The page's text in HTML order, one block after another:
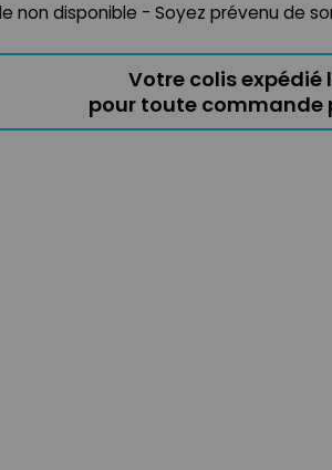
non disponible - Soyez prévenu de
Votre colis
pour toute commande